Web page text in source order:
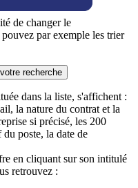
de changer le
par exemple les trier
recherche
dans la liste, s'affichent :
la nature du contrat et la
si précisé, les 200
poste, la date de
en cliquant sur son intitulé
retrouvez :